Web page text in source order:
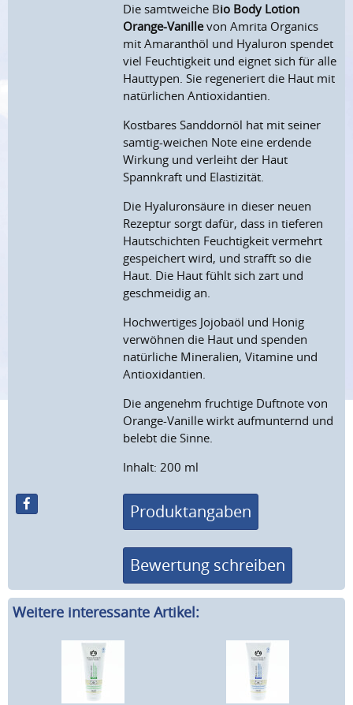
Die samtweiche Bio Body Lotion
Orange-Vanillevon Amrita Organics
mit Amaranthöl und Hyaluron spendet
viel Feuchtigkeit und eignet sich für alle
Hauttypen. Sie regeneriert die Haut mit
natürlichen Antioxidantien.
Kostbares Sanddornöl hat mit seiner
samtig-weichen Note eine erdende
Wirkung und verleiht der Haut
Spannkraft und Elastizität.
Die Hyaluronsäure in dieser neuen
Rezeptur sorgt dafür, dass in tieferen
Hautschichten Feuchtigkeit vermehrt
gespeichert wird, und strafft so die
Haut. Die Haut fühlt sich zart und
geschmeidig an.
Hochwertiges Jojobaöl und Honig
verwöhnen die Haut und spenden
natürliche Mineralien, Vitamine und
Antioxidantien.
Die angenehm fruchtige Duftnote von
Orange-Vanille wirkt aufmunternd und
belebt die Sinne.
Inhalt: 200 ml
Produktangaben
Bewertung schreiben
Weitere interessante Artikel: